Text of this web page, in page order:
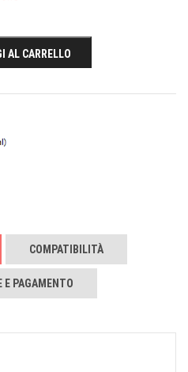
AL CARRELLO
COMPATIBILITÀ
E PAGAMENTO